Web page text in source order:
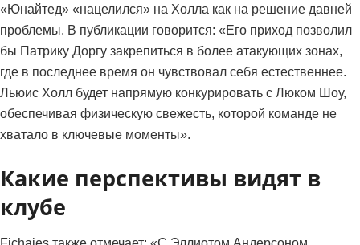
«Юнайтед» «нацелился» на Холла как на решение давней
проблемы. В публикации говорится: «Его приход позволил
бы Патрику Доргу закрепиться в более атакующих зонах,
где в последнее время он чувствовал себя естественнее.
Льюис Холл будет напрямую конкурировать с Люком Шоу,
обеспечивая физическую свежесть, которой команде не
хватало в ключевые моменты».
Какие перспективы видят в
клубе